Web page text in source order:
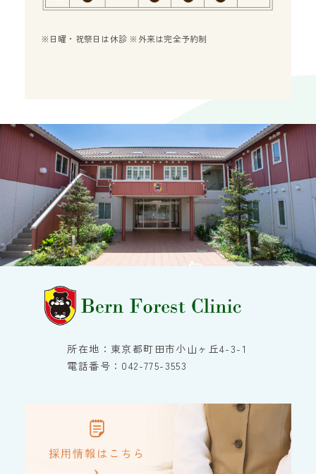
※日曜・祝祭日は休診 ※外来は完全予約制
所在地：東京都町田市小山ヶ丘4-3-1
電話番号：042-775-3553